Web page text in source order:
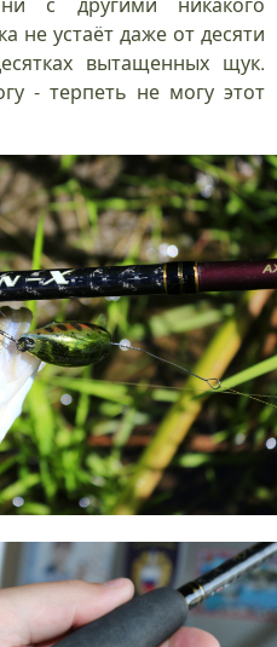
не устаёт даже от десяти
вытащенных щук.
- терпеть не могу этот